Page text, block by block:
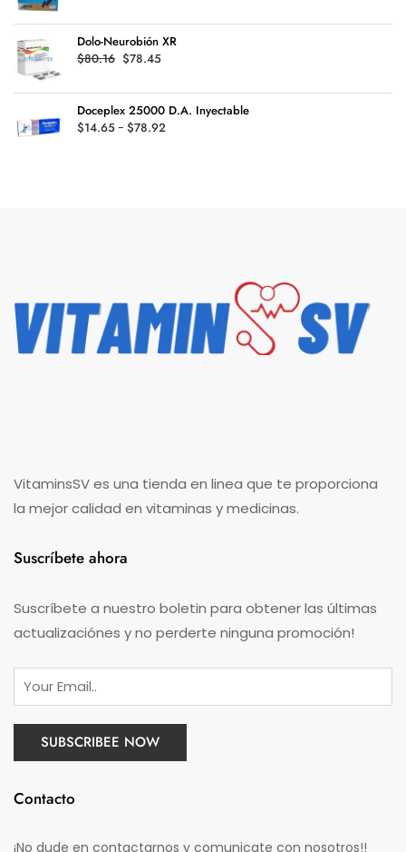
$119.94
was:
$70.45.
is:
$49.95.
Dolo-Neurobión XR
$80.16 Original
was:
$80.16.
$78.45
is:
$78.45.
Doceplex 25000 D.A. Inyectable
$14.65- $78.92Rango
VitaminsSV es una tienda en linea que te proporciona
la mejor calidad en vitaminas y medicinas.
Suscríbete ahora
Suscríbete a nuestro boletin para obtener las últimas
actualizaciónes y no perderte ninguna promoción!
Contacto
¡No dude en contactarnos y comunicate con nosotros!!